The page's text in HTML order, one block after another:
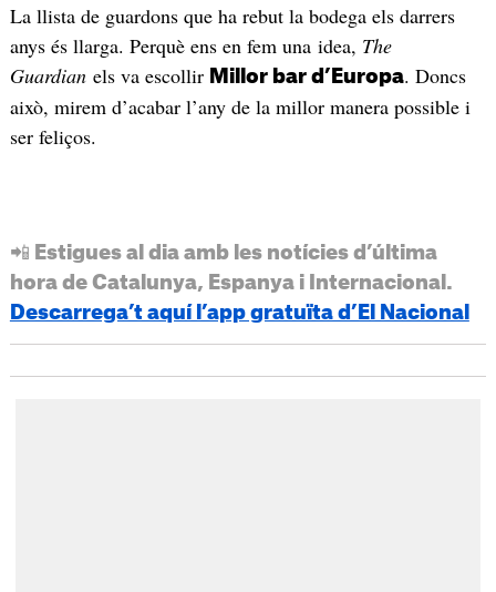
La llista de guardons que ha rebut la bodega els darrers
anys és llarga. Perquè ens en fem una idea, The
Guardian els va escollir Millor bar d’Europa. Doncs
això, mirem d’acabar l’any de la millor manera possible i
ser feliços.
📲 Estigues al dia amb les notícies d’última
hora de Catalunya, Espanya i Internacional.
Descarrega’t aquí l’app gratuïta d’El Nacional